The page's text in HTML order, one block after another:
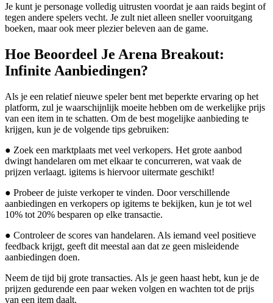
Je kunt je personage volledig uitrusten voordat je aan raids begint of
tegen andere spelers vecht. Je zult niet alleen sneller vooruitgang
boeken, maar ook meer plezier beleven aan de game.
Hoe Beoordeel Je Arena Breakout:
Infinite Aanbiedingen?
Als je een relatief nieuwe speler bent met beperkte ervaring op het
platform, zul je waarschijnlijk moeite hebben om de werkelijke prijs
van een item in te schatten. Om de best mogelijke aanbieding te
krijgen, kun je de volgende tips gebruiken:
● Zoek een marktplaats met veel verkopers. Het grote aanbod
dwingt handelaren om met elkaar te concurreren, wat vaak de
prijzen verlaagt. igitems is hiervoor uitermate geschikt!
● Probeer de juiste verkoper te vinden. Door verschillende
aanbiedingen en verkopers op igitems te bekijken, kun je tot wel
10% tot 20% besparen op elke transactie.
● Controleer de scores van handelaren. Als iemand veel positieve
feedback krijgt, geeft dit meestal aan dat ze geen misleidende
aanbiedingen doen.
Neem de tijd bij grote transacties. Als je geen haast hebt, kun je de
prijzen gedurende een paar weken volgen en wachten tot de prijs
van een item daalt.